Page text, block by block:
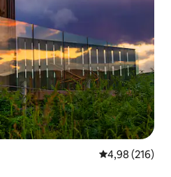
4,98 av 5 i
4,98 (216)